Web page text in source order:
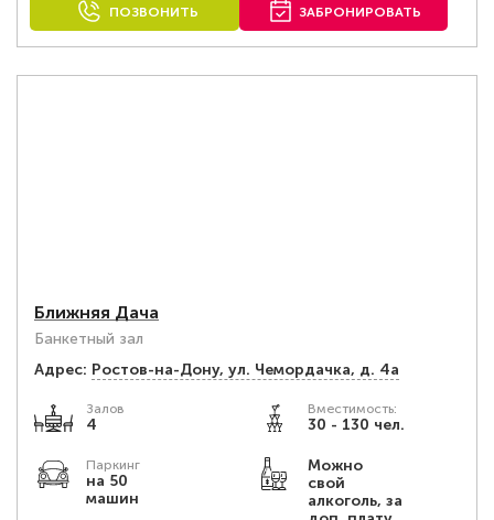
ПОЗВОНИТЬ ЗАБРОНИРОВАТЬ
Ближняя Дача
Банкетный зал
Адрес: Ростов-на-Дону, ул. Чемордачка, д. 4а
Залов
4
Вместимость:
30 - 130 чел.
Паркинг
на 50
машин
Можно
свой
алкоголь, за